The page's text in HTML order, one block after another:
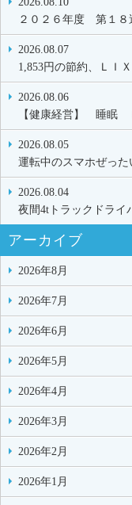
２０２６年度 第１
2026.08.07
1,853円の節約、ＬＩ
2026.08.06
【健康経営】 睡眠
2026.08.05
運転中のスマホぜっ
2026.08.04
夜間4tトラックドライ
アーカイブ
2026年8月
2026年7月
2026年6月
2026年5月
2026年4月
2026年3月
2026年2月
2026年1月